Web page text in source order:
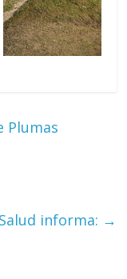
Plumas
informa: →